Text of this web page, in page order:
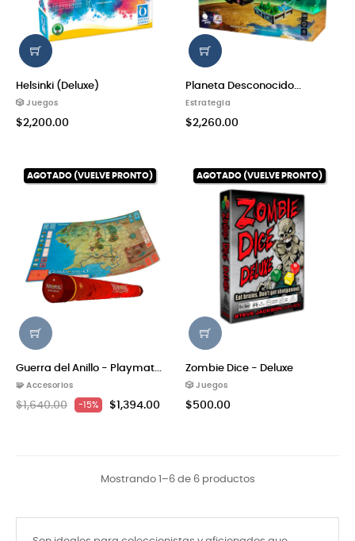
Helsinki (Deluxe)
🎲 Juegos
$2,200.00
Planeta Desconocido...
Estrategia
$2,260.00
AGOTADO (VUELVE PRONTO)
Guerra del Anillo - Playmat...
🧩 Accesorios
$1,640.00 -15% $1,394.00
AGOTADO (VUELVE PRONTO)
Zombie Dice - Deluxe
🎲 Juegos
$500.00
Mostrando 1–6 de 6 productos